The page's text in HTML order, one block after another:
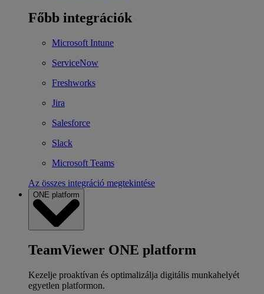
Főbb integrációk
Microsoft Intune
ServiceNow
Freshworks
Jira
Salesforce
Slack
Microsoft Teams
Az összes integráció megtekintése
ONE platform
TeamViewer ONE platform
Kezelje proaktívan és optimalizálja digitális munkahelyét
egyetlen platformon.